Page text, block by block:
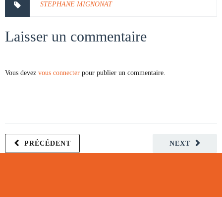
STEPHANE MIGNONAT
Laisser un commentaire
Vous devez vous connecter pour publier un commentaire.
NEXT
PRÉCÉDENT